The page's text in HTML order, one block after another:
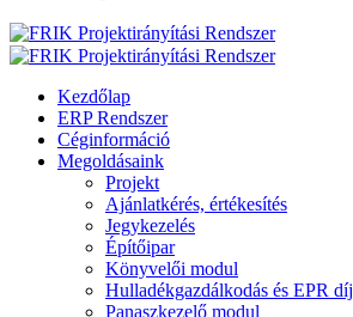
Kezdőlap
ERP Rendszer
Céginformáció
Megoldásaink
Projekt
Ajánlatkérés, értékesítés
Jegykezelés
Építőipar
Könyvelői modul
Hulladékgazdálkodás és EPR díj
Panaszkezelő modul